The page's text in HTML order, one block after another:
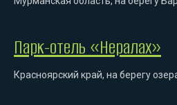
Парк-отель «Нералах»
Красноярский край, на берегу